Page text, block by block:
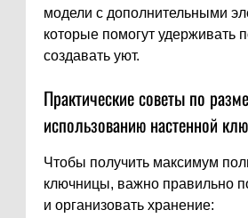
модели с дополнительными
которые помогут удерживать
создавать уют.
Практические советы по
использованию настенной
Чтобы получить максимум
ключницы, важно правильно
и организовать хранение: